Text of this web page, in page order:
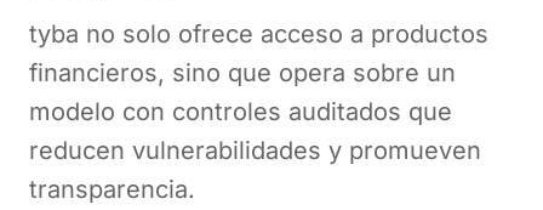
tyba no solo ofrece acceso a productos
financieros, sino que opera sobre un
modelo con controles auditados que
reducen vulnerabilidades y promueven
transparencia.